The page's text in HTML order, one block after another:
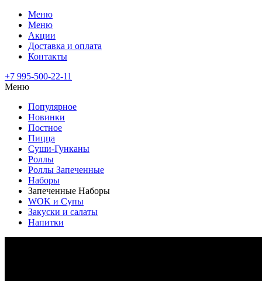
Меню
Меню
Акции
Доставка и оплата
Контакты
+7 995-500-22-11
Меню
Популярное
Новинки
Постное
Пицца
Суши-Гунканы
Роллы
Роллы Запеченные
Наборы
Запеченные Наборы
WOK и Супы
Закуски и салаты
Напитки